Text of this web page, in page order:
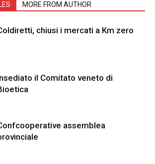
MORE FROM AUTHOR
chiusi i mercati a Km zero
il Comitato veneto di
assemblea